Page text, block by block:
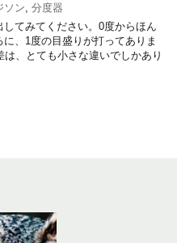
ソン 分度器
てみてください。0度からほん
、1度の目盛りが打ってありま
は、とても小さな違いでしかあり